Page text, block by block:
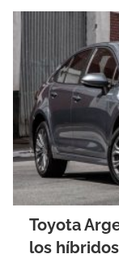
Toyota
los